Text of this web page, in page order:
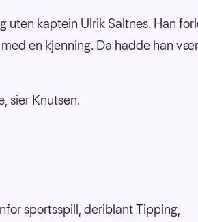
uten kaptein Ulrik Saltnes. Han
en kjenning. Da hadde han
sier Knutsen.
sportsspill, deriblant Tipping,